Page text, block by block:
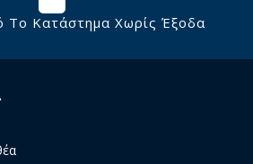
Το Κατάστημα Χωρίς Έξοδα